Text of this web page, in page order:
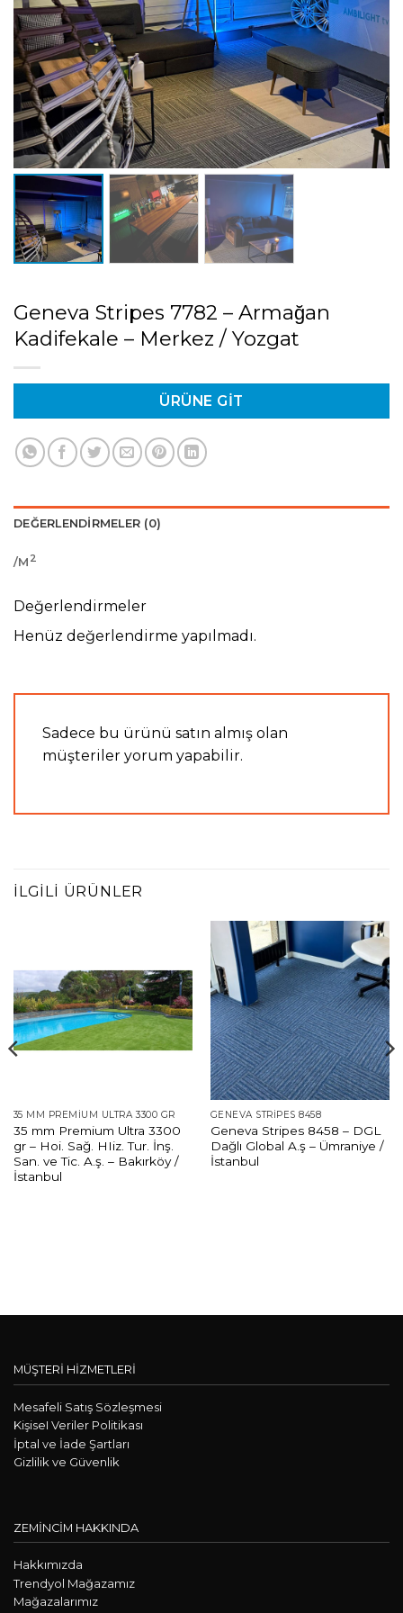
Geneva Stripes 7782 – Armağan
Kadifekale – Merkez / Yozgat
ÜRÜNE GIT
DEĞERLENDIRMELER (0)
/M 2
Değerlendirmeler
Henüz değerlendirme yapılmadı.
Sadece bu ürünü satın almış olan
müşteriler yorum yapabilir.
İLGILI ÜRÜNLER
35 MM PREMIUM ULTRA 3300 GR
35 mm Premium Ultra 3300
gr – Hoi. Sağ. HIiz. Tur. İnş.
San. ve Tic. A.ş. – Bakırköy /
İstanbul
GENEVA STRIPES 8458
Geneva Stripes 8458 – DGL
Dağlı Global A.ş – Ümraniye /
İstanbul
MÜŞTERİ HİZMETLERİ
Mesafeli Satış Sözleşmesi
KişiseI Veriler Politikası
İptal ve İade Şartları
Gizlilik ve Güvenlik
ZEMİNCİM HAKKINDA
Hakkımızda
Trendyol Mağazamız
Mağazalarımız